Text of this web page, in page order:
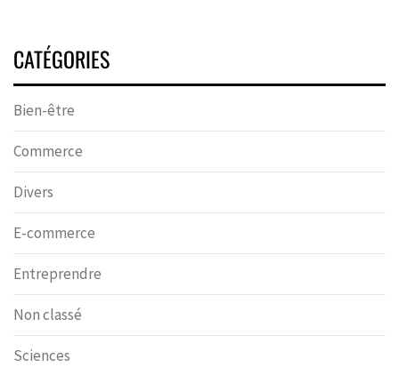
CATÉGORIES
Bien-être
Commerce
Divers
E-commerce
Entreprendre
Non classé
Sciences